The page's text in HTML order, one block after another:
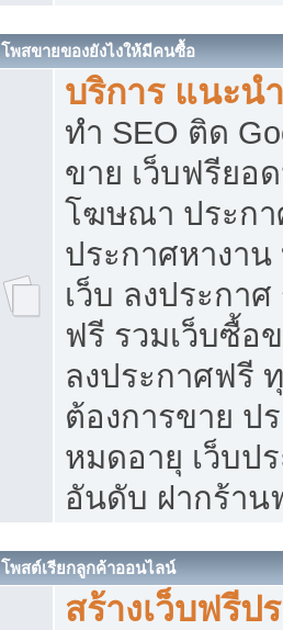
โพสขายของยังไงให้มีคนซื้อ
บริการ แนะน
ทำ SEO ติด
ขาย เว็บฟรียอ
โฆษณา ประกา
ประกาศหางา
เว็บ ลงประกา
ฟรี รวมเว็บซื้อ
ลงประกาศฟรี
ต้องการขาย ป
หมดอายุ เว็บป
อันดับ ฝากร้าน
โพสต์เรียกลูกค้าออนไลน์
สร้างเว็บฟรีป